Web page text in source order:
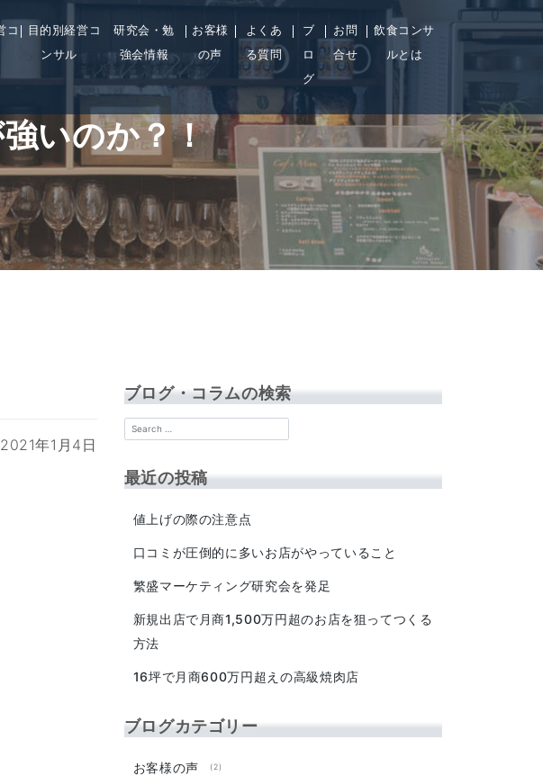
コ
目的別経営コ
ンサル
研究会・勉
強会情報
お客様
の声
よくあ
る質問
ブ
ロ
グ
お問
合せ
飲食コンサ
ルとは
いのか？！
2021年1月4日
ブログ・コラムの検索
最近の投稿
値上げの際の注意点
口コミが圧倒的に多いお店がやっていること
繁盛マーケティング研究会を発足
新規出店で月商1,500万円超のお店を狙ってつくる
方法
16坪で月商600万円超えの高級焼肉店
ブログカテゴリー
お客様の声 (2)